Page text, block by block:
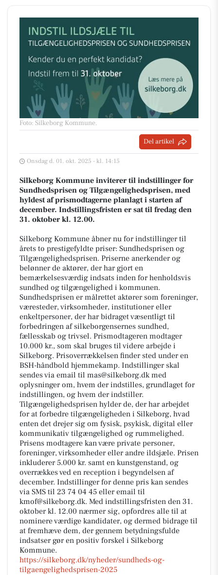
Foto: Silkeborg Kommune.
Del artikel
Onsdag d. 01. okt. 2025 - kl. 14:15
Silkeborg Kommune inviterer til indstillinger for
Sundhedsprisen og Tilgængelighedsprisen, med
hyldest af prismodtagerne planlagt i starten af
december. Indstillingsfristen er sat til fredag den
31. oktober kl. 12.00.
Silkeborg Kommune åbner nu for indstillinger til
årets to prestigefyldte priser: Sundhedsprisen og
Tilgængelighedsprisen. Priserne anerkender og
belønner de aktører, der har gjort en
bemærkelsesværdig indsats inden for henholdsvis
sundhed og tilgængelighed i kommunen.
Sundhedsprisen er målrettet aktører som foreninger,
væresteder, virksomheder, institutioner eller
enkeltpersoner, der har bidraget væsentligt til
forbedringen af silkeborgensernes sundhed,
fællesskab og trivsel. Prismodtageren modtager
10.000 kr., som skal bruges til videre arbejde i
Silkeborg. Prisoverrækkelsen finder sted under en
BSH-håndbold hjemmekamp. Indstillinger skal
sendes via email til mas@silkeborg.dk med
oplysninger om, hvem der indstilles, grundlaget for
indstillingen, og hvem der indstiller.
Tilgængelighedsprisen hylder de, der har arbejdet
for at forbedre tilgængeligheden i Silkeborg, hvad
enten det drejer sig om fysisk, psykisk, digital eller
kommunikativ tilgængelighed og rummelighed.
Prisens modtagere kan være private personer,
foreninger, virksomheder eller andre ildsjæle. Prisen
inkluderer 5.000 kr. samt en kunstgenstand, og
overrækkes ved en reception i begyndelsen af
december. Indstillinger for denne pris kan sendes
via SMS til 23 74 04 45 eller email til
kmof@silkeborg.dk. Med indstillingsfristen den 31.
oktober kl. 12.00 nærmer sig, opfordres alle til at
nominere værdige kandidater, og dermed bidrage til
at fremhæve dem, der gennem betydningsfulde
indsatser gør en positiv forskel i Silkeborg
Kommune.
https://silkeborg.dk/nyheder/sundheds-og-
tilgaengelighedsprisen-2025